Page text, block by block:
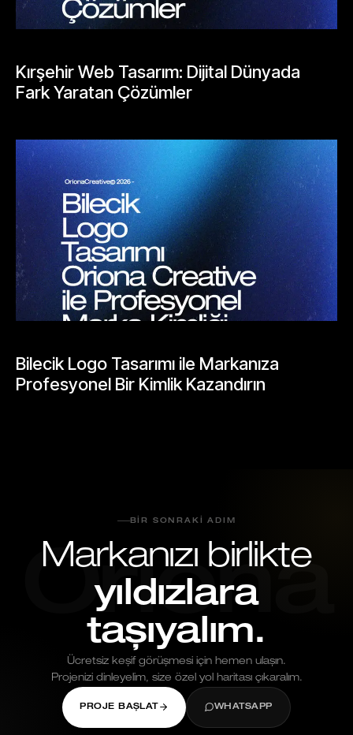
Kırşehir Web Tasarım: Dijital Dünyada
Fark Yaratan Çözümler
Bilecik Logo Tasarımı ile Markanıza
Profesyonel Bir Kimlik Kazandırın
Oriona
BIR SONRAKI ADIM
Markanızı birlikte
yıldızlara
taşıyalım.
Ücretsiz keşif görüşmesi için hemen ulaşın.
Projenizi dinleyelim, size özel yol haritası çıkaralım.
PROJE BAŞLAT WHATSAPP